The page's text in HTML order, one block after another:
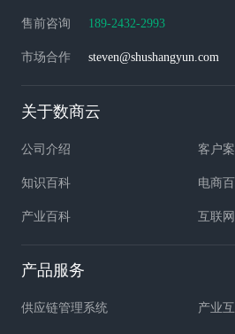
售前咨询 189-2432-2993
市场合作 steven@shushangyun.com
关于数商云
公司介绍 客户
知识百科 电商
产业百科 互联
产品服务
供应链管理系统 产业